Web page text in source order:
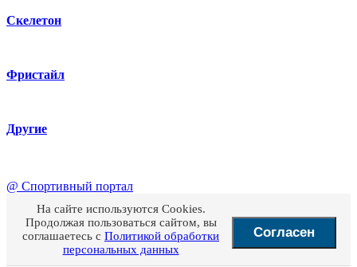
Скелетон
Фристайл
Другие
@ Спортивный портал
На сайте используются Cookies.
Продолжая пользоваться сайтом, вы
соглашаетесь с Политикой обработки
персональных данных
Согласен